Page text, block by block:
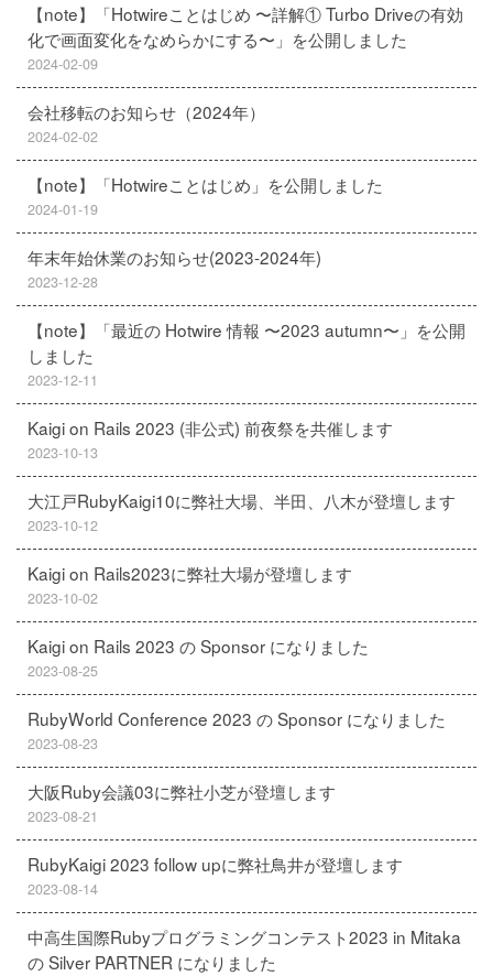
【note】「Hotwireことはじめ 〜詳解① Turbo Driveの有効
化で画面変化をなめらかにする〜」を公開しました
2024-02-09
会社移転のお知らせ（2024年）
2024-02-02
【note】「Hotwireことはじめ」を公開しました
2024-01-19
年末年始休業のお知らせ(2023-2024年)
2023-12-28
【note】「最近の Hotwire 情報 〜2023 autumn〜」を公開
しました
2023-12-11
Kaigi on Rails 2023 (非公式) 前夜祭を共催します
2023-10-13
大江戸RubyKaigi10に弊社大場、半田、八木が登壇します
2023-10-12
Kaigi on Rails2023に弊社大場が登壇します
2023-10-02
Kaigi on Rails 2023 の Sponsor になりました
2023-08-25
RubyWorld Conference 2023 の Sponsor になりました
2023-08-23
大阪Ruby会議03に弊社小芝が登壇します
2023-08-21
RubyKaigi 2023 follow upに弊社鳥井が登壇します
2023-08-14
中高生国際Rubyプログラミングコンテスト2023 in Mitaka
の Silver PARTNER になりました